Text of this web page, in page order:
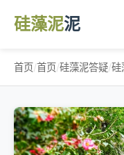
硅藻泥泥
首页/首页/硅藻泥答疑/硅